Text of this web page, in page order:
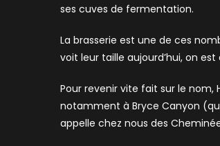
ses cuves de fermentation.
La brasserie est une de ces
voit leur taille aujourd’hui, on
Pour revenir vite fait sur le nom,
notamment à Bryce Canyon
appelle chez nous des